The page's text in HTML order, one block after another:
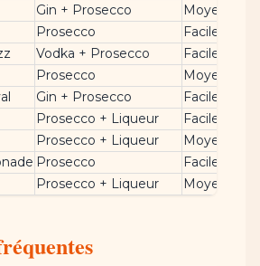
Gin + Prosecco Moyenne
Prosecco Facile
Vodka + Prosecco Facile
Prosecco Moyenne
Gin + Prosecco Facile
Prosecco + Liqueur Facile
Prosecco + Liqueur Moyenne
Prosecco Facile
Prosecco + Liqueur Moyenne